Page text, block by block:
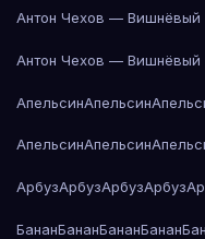
Антон Чехов — Вишнёвый
Антон Чехов — Вишнёвый
АпельсинАпельсин
АпельсинАпельсин
АрбузАрбузАрбузАрбуз
БананБананБананБанан